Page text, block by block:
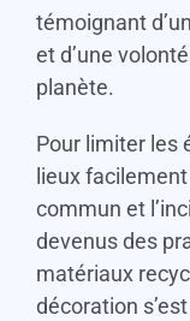
témoignant
et d’une
planète.
Pour limiter les
lieux
commun et
devenus des
matériaux
décoration